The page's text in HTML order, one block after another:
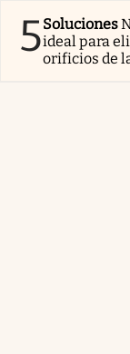
5Soluciones
ideal para
orificios de